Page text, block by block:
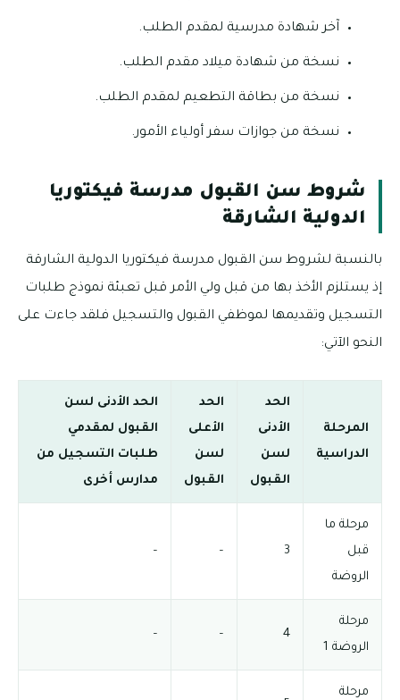
آخر شهادة مدرسية لمقدم الطلب.
نسخة من شهادة ميلاد مقدم الطلب.
نسخة من بطاقة التطعيم لمقدم الطلب.
نسخة من جوازات سفر أولياء الأمور.
شروط سن القبول مدرسة فيكتوريا
الدولية الشارقة
بالنسبة لشروط سن القبول مدرسة فيكتوريا الدولية الشارقة
إذ يستلزم الأخذ بها من قبل ولي الأمر قبل تعبئة نموذج طلبات
التسجيل وتقديمها لموظفي القبول والتسجيل فلقد جاءت على
النحو الآتي:
المرحلة
الدراسية
الحد
الأدنى
لسن
القبول
الحد
الأعلى
لسن
القبول
الحد الأدنى لسن
القبول لمقدمي
طلبات التسجيل من
مدارس أخرى
مرحلة ما
قبل
الروضة
3
–
–
مرحلة
الروضة 1
4
–
–
مرحلة